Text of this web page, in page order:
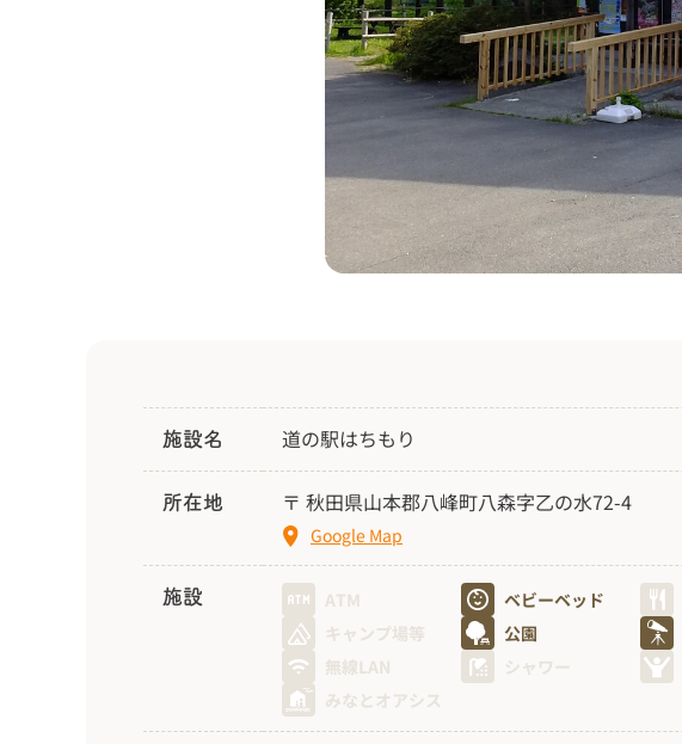
施設名 道の駅はちもり
所在地 〒 秋田県山本郡八峰町八森字乙の水72-4
Google Map
施設 ATM ベビーベッド
キャンプ場等
公園
無線LAN
シャワー
みなとオアシス